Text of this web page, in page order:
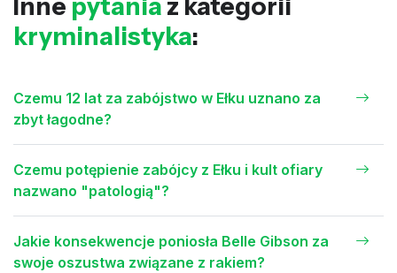
kryminalistyka:
Czemu 12 lat za zabójstwo w Ełku uznano za
zbyt łagodne?
Czemu potępienie zabójcy z Ełku i kult ofiary
nazwano "patologią"?
Jakie konsekwencje poniosła Belle Gibson za
swoje oszustwa związane z rakiem?